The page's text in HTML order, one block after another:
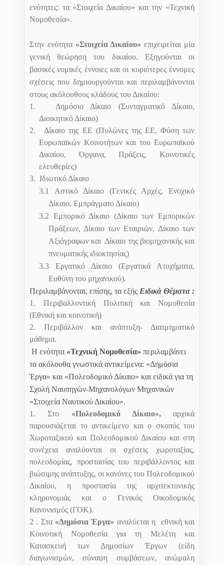
ενότητες: τα «Στοιχεία Δικαίου» και την «Τεχνική
Νομοθεσία».
Στην ενότητα«Στοιχεία Δικαίου»επιχειρείται μία
γενική θεώρηση του δικαίου. Εξηγούνται οι
βασικές νομικές έννοιες και οι κυριότερες έννομες
σχέσεις που δημιουργούνται και περιλαμβάνονται
στους ακόλουθους κλάδους του Δικαίου:
1.
Δημόσιο Δίκαιο (Συνταγματικό Δίκαιο,
Διοικητικό Δίκαιο)
2.
Δίκαιο της ΕΕ (Πυλώνες της ΕΕ, Φύση των
Ευρωπαϊκών Κοινοτήτων και του Ευρωπαϊκού
Δικαίου, Όργανα, Πράξεις, Κοινοτικές
ελευθερίες)
3. Ιδιωτικό Δίκαιο
3.1 Αστικό Δίκαιο (Γενικές Αρχές, Ενοχικό
Δίκαιο, Εμπράγματο Δίκαιο)
3.2 Εμπορικό Δίκαιο (Δίκαιο των Εμπορικών
Πράξεων, Δίκαιο των Εταιριών, Δίκαιο των
Αξιόγραφων και Δίκαιο της βιομηχανικής και
πνευματικής ιδιοκτησίας)
3.3 Εργατικό Δίκαιο (Εργατικά Ατυχήματα,
Ευθύνη του μηχανικού).
Περιλαμβάνονται, επίσης, τα εξής Ειδικά Θέματα :
1. Περιβαλλοντική Πολιτική και Νομοθεσία
(Εθνική και κοινοτική)
2. Περιβάλλον και ανάπτυξη- Διατμηματικό
μάθημα.
Η ενότητα «Τεχνική Νομοθεσία» περιλαμβάνει
τα ακόλουθα γνωστικά αντικείμενα: «Δημόσια
Έργα» και «Πολεοδομικό Δίκαιο» και ειδικά για τη
Σχολή Ναυπηγών-Μηχανολόγων Μηχανικών
«Στοιχεία Ναυτικού Δικαίου».
1. Στο «Πολεοδομικό Δίκαιο», αρχικά
παρουσιάζεται το αντικείμενο και ο σκοπός του
Χωροταξικού και Πολεοδομικού Δικαίου και στη
συνέχεια αναλύονται οι σχέσεις χωροταξίας,
πολεοδομίας, προστασίας του περιβάλλοντος και
βιώσιμης ανάπτυξης, οι κανόνες του Πολεοδομικού
Δικαίου, η προστασία της αρχιτεκτονικής
κληρονομιάς και ο Γενικός Οικοδομικός
Κανονισμός (ΓΟΚ).
2 . Στα«Δημόσια Έργα» αναλύεται η
εθνική και
Κοινοτική Νομοθεσία για τη Μελέτη και
Κατασκευή των Δημοσίων Έργων (είδη
διαγωνισμών, σύναψη συμβάσεων, ανώμαλη